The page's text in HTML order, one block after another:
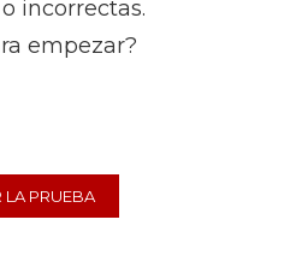
incorrectas.
empezar?
LA PRUEBA